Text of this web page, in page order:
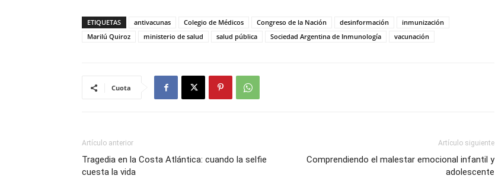
ETIQUETAS antivacunas Colegio de Médicos Congreso de la Nación desinformación
inmunización
Marilú Quiroz
ministerio de salud salud pública Sociedad Argentina de Inmunología vacunación
Cuota
Artículo anterior
Tragedia en la Costa Atlántica: cuando la selfie
cuesta la vida
Artículo siguiente
Comprendiendo el malestar emocional infantil y
adolescente